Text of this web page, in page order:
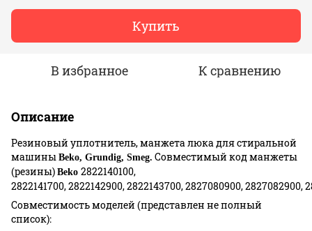
Купить
В избранное К сравнению
Описание
Резиновый уплотнитель, манжета люка для стиральной
машины Beko, Grundig, Smeg. Совместимый код манжеты
(резины) Beko 2822140100,
2822141700, 2822142900, 2822143700, 2827080900,
Совместимость моделей (представлен не полный
список):